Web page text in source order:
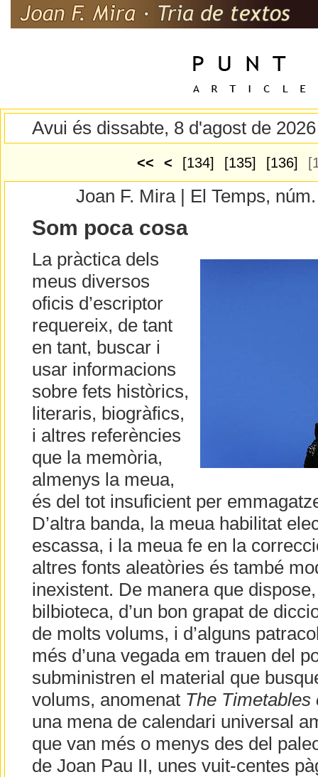
Avui és dissabte, 8 d'agost de 2026
<< < [134] [135] [136]
Joan F. Mira | El Temps,
Som poca cosa
La pràctica dels
meus diversos
oficis d’escriptor
requereix, de tant
en tant, buscar i
usar informacions
sobre fets històrics,
literaris, biogràfics,
i altres referències
que la memòria,
almenys la meua,
és del tot insuficient per
D’altra banda, la meua habilitat
escassa, i la meua fe en la
altres fonts aleatòries és també
inexistent. De manera que
bilbioteca, d’un bon grapat de
de molts volums, i d’alguns
més d’una vegada em trauen del
subministren el material que
volums, anomenat The Timetables
una mena de calendari universal
que van més o menys des del
de Joan Pau II, unes vuit-centes